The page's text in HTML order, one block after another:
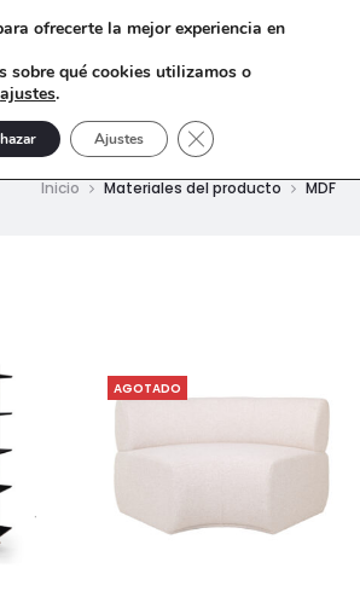
Inicio Materiales del producto MDF
AGOTADO
ofrecerte la mejor experiencia en
sobre qué cookies utilizamos o
ajustes.
Ajustes Cerrar el banner de